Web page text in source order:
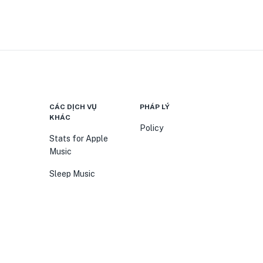
CÁC DỊCH VỤ
KHÁC
Stats for Apple
Music
Sleep Music
PHÁP LÝ
Policy